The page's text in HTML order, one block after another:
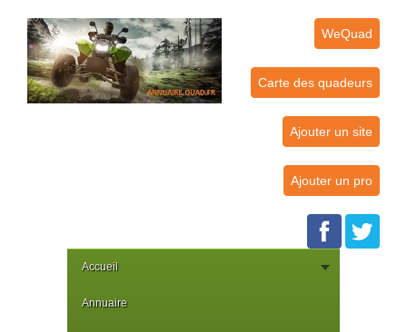
WeQuad
Carte des quadeurs
Ajouter un site
Ajouter un pro
Accueil
Annuaire